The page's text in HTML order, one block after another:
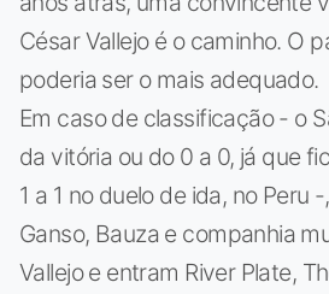
César Vallejo é o caminho. O
poderia ser o mais adequado.
Em caso de classificação - o
da vitória ou do 0 a 0, já que
1 a 1 no duelo de ida, no Peru
Ganso, Bauza e companhia
Vallejo e entram River Plate,